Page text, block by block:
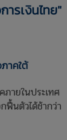
รเงินไทย"
าคใต้
ภายในประเทศ
ฟื้นตัวได้ช้ากว่า